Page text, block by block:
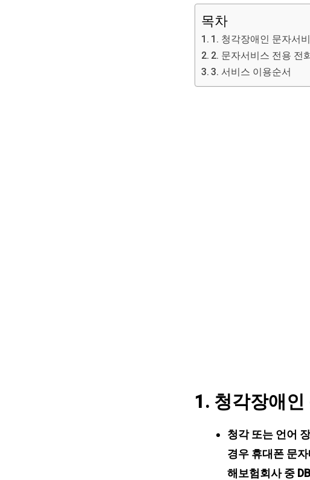
목차
1. 청각장애인 문자서
2. 문자서비스 전용 전
3. 서비스 이용순서
1. 청각장애
청각 또는 언어
경우 휴대폰 문
해보험회사 중